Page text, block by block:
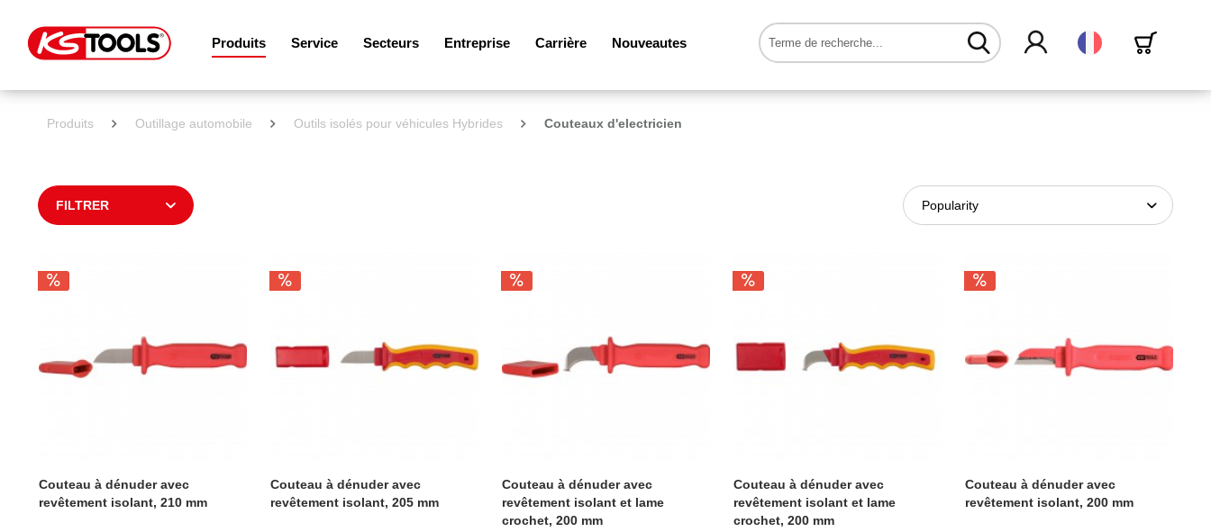
Produits Service Secteurs Entreprise Carrière Nouveautes Français
Produits Outillage automobile Outils isolés pour véhicules Hybrides Couteaux d'electricien
FILTRER
Couteau à dénuder avec
revêtement isolant, 210 mm
Couteau à dénuder avec
revêtement isolant, 205 mm
Couteau à dénuder avec
revêtement isolant et lame
crochet, 200 mm
Couteau à dénuder avec
revêtement isolant et lame
crochet, 200 mm
Couteau à dénuder avec
revêtement isolant, 200 mm